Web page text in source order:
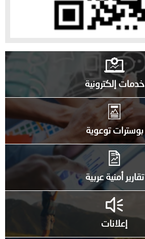
خدمات إلكترونية
بوسترات توعوية
تقارير أمنية عربية
إعلانات